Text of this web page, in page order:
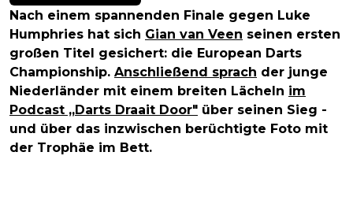
Nach einem spannenden Finale gegen Luke
Humphries hat sich Gian van Veen seinen ersten
großen Titel gesichert: die European Darts
Championship. Anschließend sprach der junge
Niederländer mit einem breiten Lächeln im
Podcast „Darts Draait Door" über seinen Sieg -
und über das inzwischen berüchtigte Foto mit
der Trophäe im Bett.